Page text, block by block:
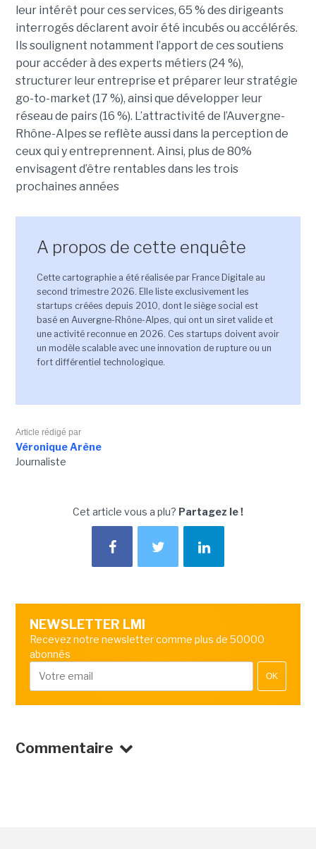
leur intérêt pour ces services, 65 % des dirigeants
interrogés déclarent avoir été incubés ou accélérés.
Ils soulignent notamment l’apport de ces soutiens
pour accéder à des experts métiers (24 %),
structurer leur entreprise et préparer leur stratégie
go-to-market (17 %), ainsi que développer leur
réseau de pairs (16 %). L’attractivité de l’Auvergne-
Rhône-Alpes se reflète aussi dans la perception de
ceux qui y entreprennent. Ainsi, plus de 80%
envisagent d’être rentables dans les trois
prochaines années
A propos de cette enquête
Cette cartographie a été réalisée par France Digitale au
second trimestre 2026. Elle liste exclusivement les
startups créées depuis 2010, dont le siège social est
basé en Auvergne-Rhône-Alpes, qui ont un siret valide et
une activité reconnue en 2026. Ces startups doivent avoir
un modèle scalable avec une innovation de rupture ou un
fort différentiel technologique.
Article rédigé par
Véronique Arène
Journaliste
Cet article vous a plu? Partagez le !
NEWSLETTER LMI
Recevez notre newsletter comme plus de 50000
abonnés
OK
Commentaire